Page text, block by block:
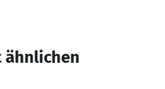
ähnlichen